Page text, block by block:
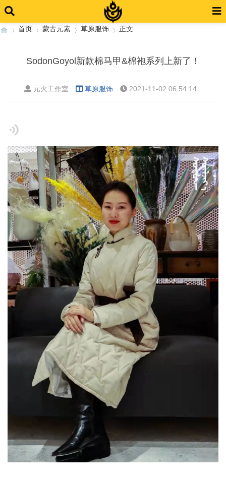
首页 蒙古元素 草原服饰 正文
SodonGoyol新款棉马甲&棉袍系列上新了！
元火工作室 草原服饰 2021-11-02 06:54:14